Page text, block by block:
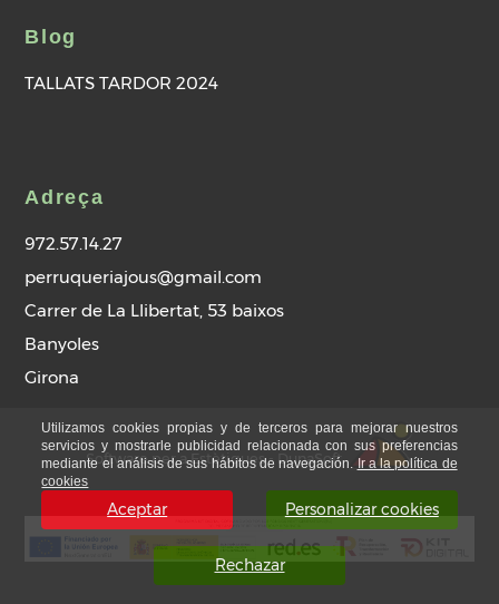
Blog
TALLATS TARDOR 2024
Adreça
972.57.14.27
perruqueriajous@gmail.com
Carrer de La Llibertat, 53 baixos
Banyoles
Girona
Software per a Estètiques - DunaSoft
Utilizamos cookies propias y de terceros para mejorar nuestros
servicios y mostrarle publicidad relacionada con sus preferencias
mediante el análisis de sus hábitos de navegación. Ir a la política de
cookies
Aceptar Personalizar cookies
Rechazar